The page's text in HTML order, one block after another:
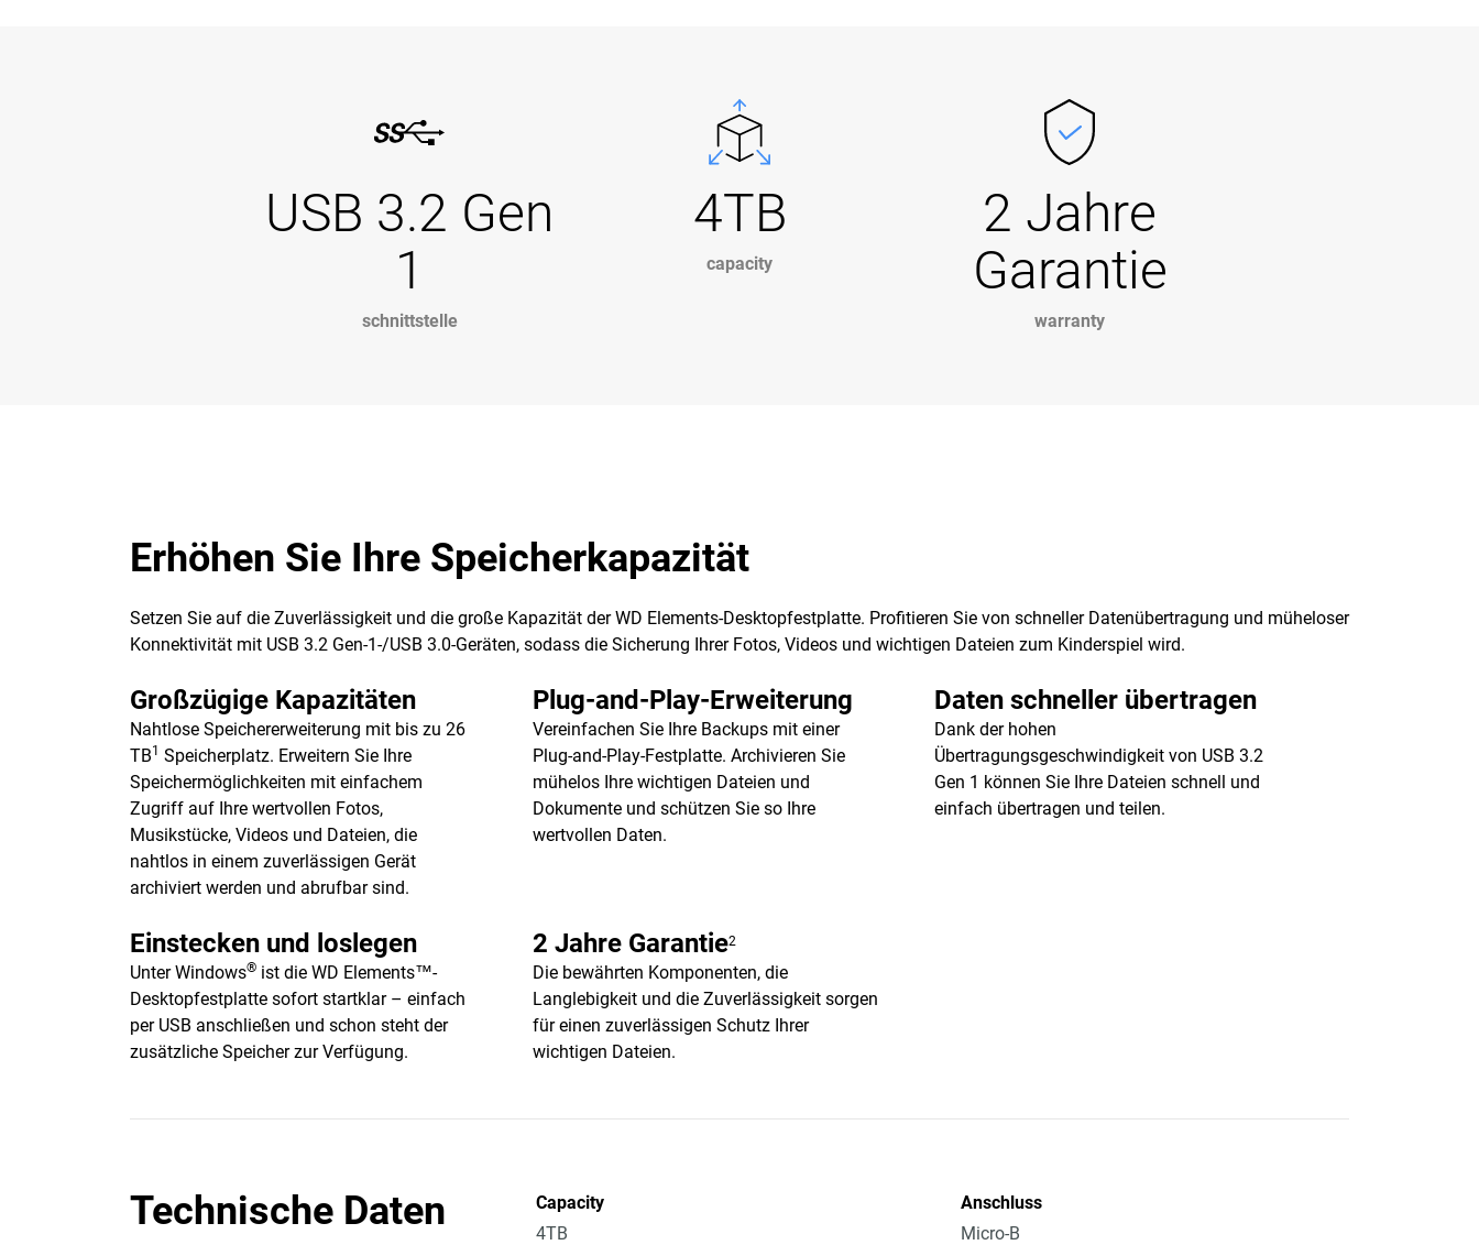
USB 3.2 Gen
1
schnittstelle
4TB
capacity
2 Jahre
Garantie
warranty
Erhöhen Sie Ihre Speicherkapazität
Setzen Sie auf die Zuverlässigkeit und die große Kapazität der WD Elements-Desktopfestplatte. Profitieren Sie von schneller Datenübertragung und müheloser
Konnektivität mit USB 3.2 Gen-1-/USB 3.0-Geräten, sodass die Sicherung Ihrer Fotos, Videos und wichtigen Dateien zum Kinderspiel wird.
Großzügige Kapazitäten
Nahtlose Speichererweiterung mit bis zu 26
TB1 Speicherplatz. Erweitern Sie Ihre
Speichermöglichkeiten mit einfachem
Zugriff auf Ihre wertvollen Fotos,
Musikstücke, Videos und Dateien, die
nahtlos in einem zuverlässigen Gerät
archiviert werden und abrufbar sind.
Plug-and-Play-Erweiterung
Vereinfachen Sie Ihre Backups mit einer
Plug-and-Play-Festplatte. Archivieren Sie
mühelos Ihre wichtigen Dateien und
Dokumente und schützen Sie so Ihre
wertvollen Daten.
Daten schneller übertragen
Dank der hohen
Übertragungsgeschwindigkeit von USB 3.2
Gen 1 können Sie Ihre Dateien schnell und
einfach übertragen und teilen.
Einstecken und loslegen
Unter Windows® ist die WD Elements™-
Desktopfestplatte sofort startklar – einfach
per USB anschließen und schon steht der
zusätzliche Speicher zur Verfügung.
2 Jahre Garantie2
Die bewährten Komponenten, die
Langlebigkeit und die Zuverlässigkeit sorgen
für einen zuverlässigen Schutz Ihrer
wichtigen Dateien.
Technische Daten
Capacity
4TB
Anschluss
Micro-B